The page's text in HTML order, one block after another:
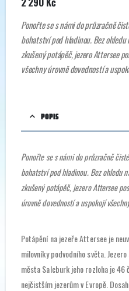
Ponořte se s námi do průzračně
bohatství pod hladinou. Bez
zkušený potápěč, jezero Attersee
všechny úrovně dovedností a
POPIS
Ponořte se s námi do průzračně
bohatství pod hladinou. Bez ohledu
zkušený potápěč, jezero Attersee
úrovně dovedností a uspokojí
Potápění na jezeře Attersee je
milovníky podvodního světa.
města Salcburk jeho rozloha je
nejčistším jezerům v Evropě.